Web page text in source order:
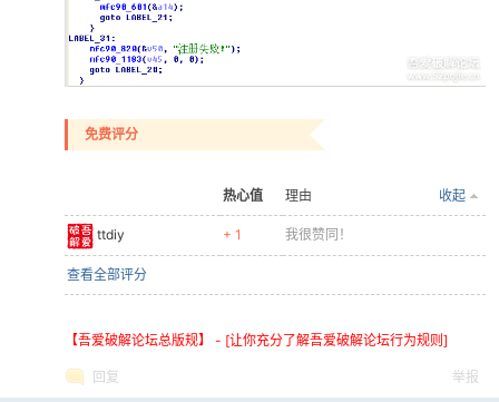
免费评分
热心值 收起
理由
ttdiy + 1 我很赞同！
查看全部评分
【吾爱破解论坛总版规】 - [让你充分了解吾爱破解论坛行为规则]
回复 举报